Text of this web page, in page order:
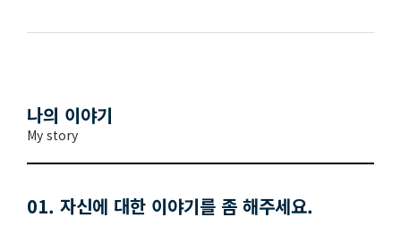
나의 이야기
My story
01. 자신에 대한 이야기를 좀 해주세요.